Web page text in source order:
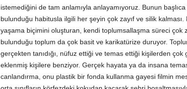
istemediğini de tam anlamıyla anlayamıyoruz. Bunun
bulunduğu habitusla ilgili her şeyin çok zayıf ve silik
yaşama biçimini oluşturan, kendi toplumsallaşma süreci çok
bulunduğu toplum da çok basit ve karikatürize duruyor.
gerçekten tanıdığı, nüfuz ettiği ve temas ettiği kişilerden
eklenmiş kişilere benziyor. Gerçek hayata ya da insana
canlandırma, onu plastik bir fonda kullanma gayesi filmin